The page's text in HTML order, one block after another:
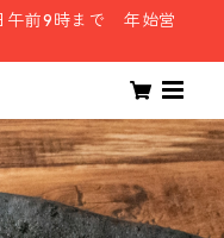
午前9時まで 年始営